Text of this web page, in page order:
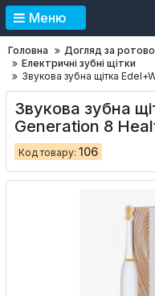
Меню
Головна Догляд за
Електричні зубні щітки
Звукова зубна щітка
Звукова зубна
Generation 8
Код товару: 106